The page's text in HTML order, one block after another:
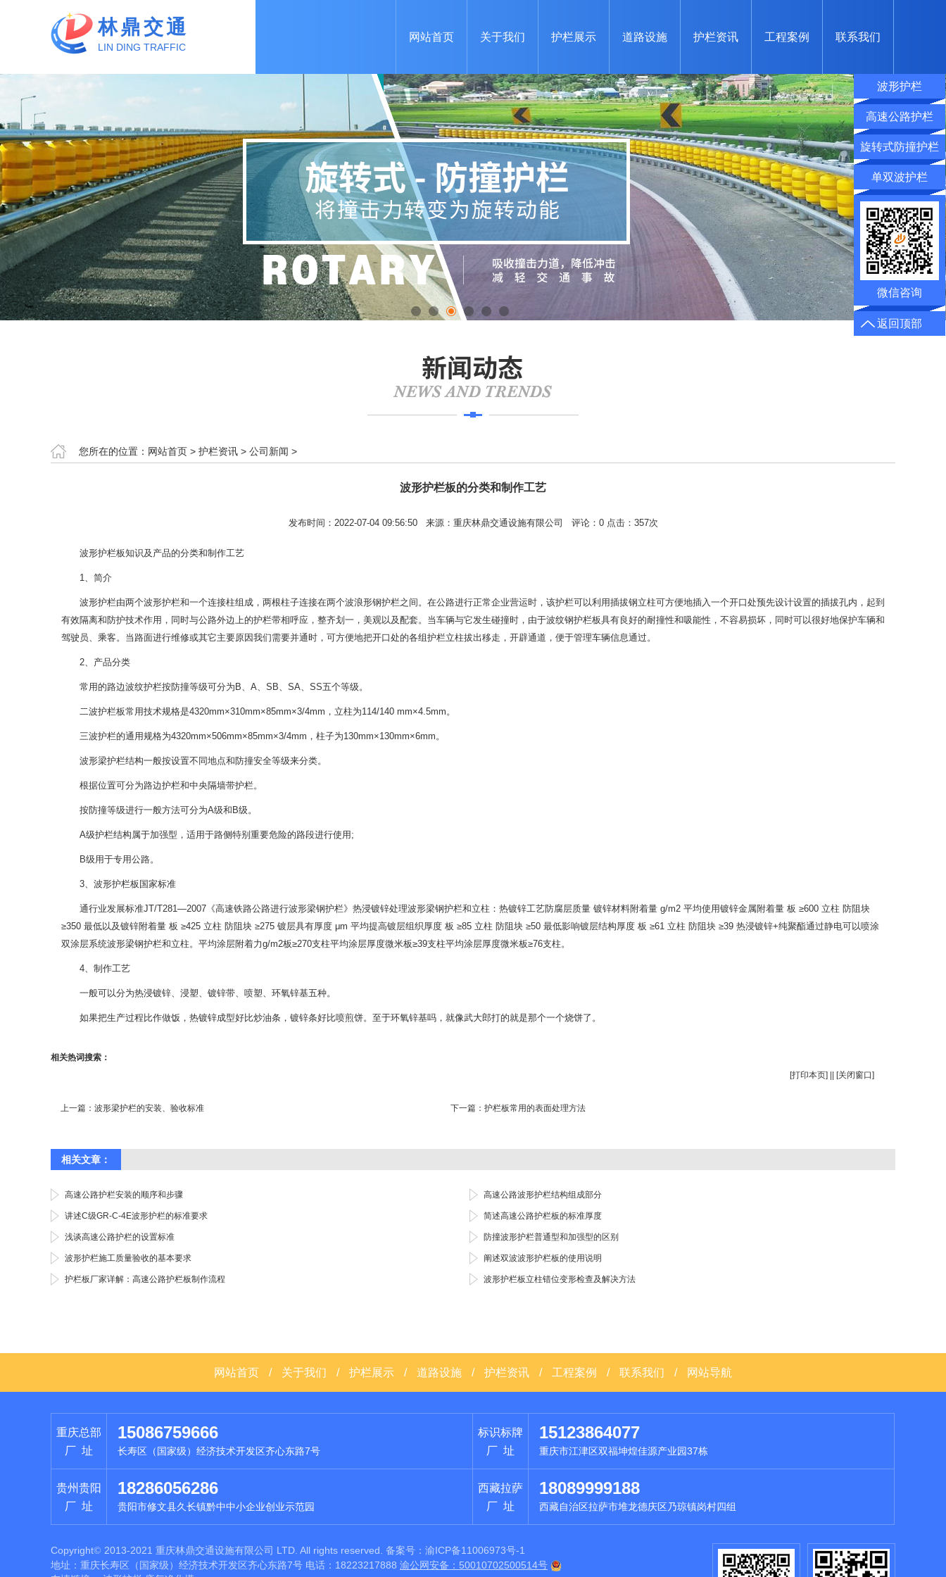
林鼎交通
LIN DING TRAFFIC
网站首页 关于我们 护栏展示 道路设施 护栏资讯 工程案例 联系我们
您所在的位置： 网站首页 > 护栏资讯 > 公司新闻 >
波形护栏板的分类和制作工艺
发布时间：2022-07-04 09:56:50 来源：重庆林鼎交通设施有限公司 评论： 0点击： 357次
波形护栏板知识及产品的分类和制作工艺
1、简介
波形护栏由两个波形护栏和一个连接柱组成，两根柱子连接在两个波浪形钢护栏之间。在公路进行正常企业营运时，该护栏可以利用插拔钢立柱可方便地插入一个开口处预先设计设置的插拔孔内，起到
有效隔离和防护技术作用，同时与公路外边上的护栏带相呼应，整齐划一，美观以及配套。当车辆与它发生碰撞时，由于波纹钢护栏板具有良好的耐撞性和吸能性，不容易损坏，同时可以很好地保护车辆和
驾驶员、乘客。当路面进行维修或其它主要原因我们需要并通时，可方便地把开口处的各组护栏立柱拔出移走，开辟通道，便于管理车辆信息通过。
2、产品分类
常用的路边波纹护栏按防撞等级可分为B、A、SB、SA、SS五个等级。
二波护栏板常用技术规格是4320mm×310mm×85mm×3/4mm，立柱为114/140 mm×4.5mm。
三波护栏的通用规格为4320mm×506mm×85mm×3/4mm，柱子为130mm×130mm×6mm。
波形梁护栏结构一般按设置不同地点和防撞安全等级来分类。
根据位置可分为路边护栏和中央隔墙带护栏。
按防撞等级进行一般方法可分为A级和B级。
A级护栏结构属于加强型，适用于路侧特别重要危险的路段进行使用;
B级用于专用公路。
3、波形护栏板国家标准
通行业发展标准JT/T281—2007《高速铁路公路进行波形梁钢护栏》热浸镀锌处理波形梁钢护栏和立柱：热镀锌工艺防腐层质量 镀锌材料附着量 g/m2 平均使用镀锌金属附着量 板 ≥600 立柱 防阻块
≥350 最低以及镀锌附着量 板 ≥425 立柱 防阻块 ≥275 镀层具有厚度 μm 平均提高镀层组织厚度 板 ≥85 立柱 防阻块 ≥50 最低影响镀层结构厚度 板 ≥61 立柱 防阻块 ≥39 热浸镀锌+纯聚酯通过静电可以喷涂
双涂层系统波形梁钢护栏和立柱。平均涂层附着力g/m2板≥270支柱平均涂层厚度微米板≥39支柱平均涂层厚度微米板≥76支柱。
4、制作工艺
一般可以分为热浸镀锌、浸塑、镀锌带、喷塑、环氧锌基五种。
如果把生产过程比作做饭，热镀锌成型好比炒油条，镀锌条好比喷煎饼。至于环氧锌基吗，就像武大郎打的就是那个一个烧饼了。
相关热词搜索：
[打印本页] || [关闭窗口]
上一篇： 波形梁护栏的安装、验收标准 下一篇： 护栏板常用的表面处理方法
相关文章：
高速公路护栏安装的顺序和步骤 高速公路波形护栏结构组成部分
讲述C级GR-C-4E波形护栏的标准要求 简述高速公路护栏板的标准厚度
浅谈高速公路护栏的设置标准 防撞波形护栏普通型和加强型的区别
波形护栏施工质量验收的基本要求 阐述双波波形护栏板的使用说明
护栏板厂家详解：高速公路护栏板制作流程 波形护栏板立柱错位变形检查及解决方法
网站首页 / 关于我们 / 护栏展示 / 道路设施 / 护栏资讯 / 工程案例 / 联系我们 / 网站导航
重庆总部
厂 址
15086759666
长寿区（国家级）经济技术开发区齐心东路7号
标识标牌
厂 址
15123864077
重庆市江津区双福坤煌佳源产业园37栋
贵州贵阳
厂 址
18286056286
贵阳市修文县久长镇黔中中小企业创业示范园
西藏拉萨
厂 址
18089999188
西藏自治区拉萨市堆龙德庆区乃琼镇岗村四组
Copyright© 2013-2021 重庆林鼎交通设施有限公司 LTD. All rights reserved. 备案号： 渝ICP备11006973号-1
地址：重庆长寿区（国家级）经济技术开发区齐心东路7号 电话：18223217888 渝公网安备：50010702500514号
波形护栏
高速公路护栏
旋转式防撞护栏
单双波护栏
微信咨询
返回顶部